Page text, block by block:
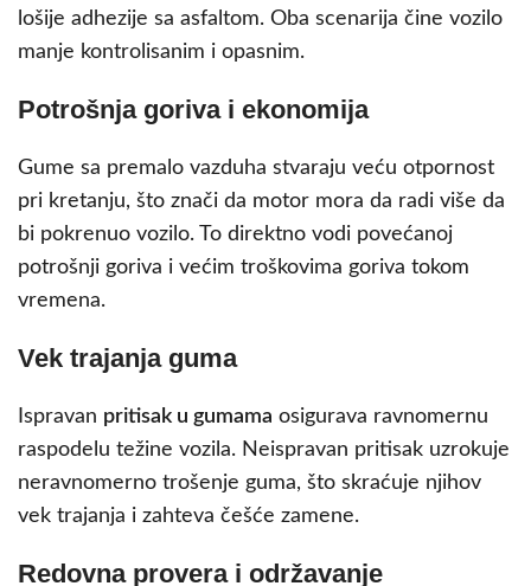
lošije adhezije sa asfaltom. Oba scenarija čine vozilo
manje kontrolisanim i opasnim.
Potrošnja goriva i ekonomija
Gume sa premalo vazduha stvaraju veću otpornost
pri kretanju, što znači da motor mora da radi više da
bi pokrenuo vozilo. To direktno vodi povećanoj
potrošnji goriva i većim troškovima goriva tokom
vremena.
Vek trajanja guma
Ispravan pritisak u gumama osigurava ravnomernu
raspodelu težine vozila. Neispravan pritisak uzrokuje
neravnomerno trošenje guma, što skraćuje njihov
vek trajanja i zahteva češće zamene.
Redovna provera i održavanje